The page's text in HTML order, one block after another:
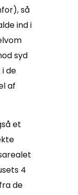
så
ind i
syd
de
af
et
4
de